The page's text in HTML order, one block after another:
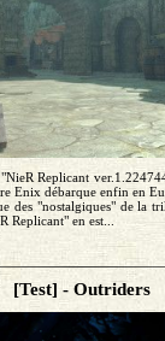
Replicant
Enix débarque enfin en
des "nostalgiques" de la
Replicant" en est...
[Test] - Outriders